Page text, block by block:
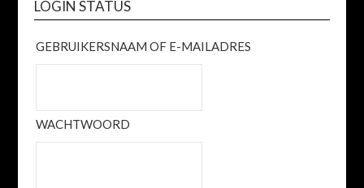
LOGIN STATUS
GEBRUIKERSNAAM OF E-MAILADRES
WACHTWOORD